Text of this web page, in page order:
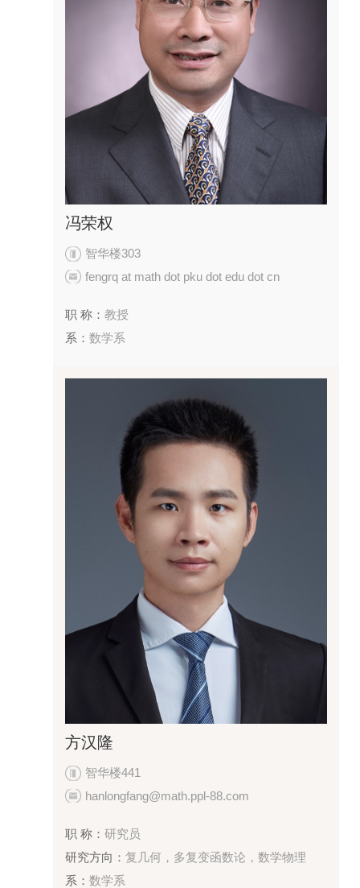
冯荣权
智华楼303
fengrq at math dot pku dot edu dot cn
职 称：教授
系：数学系
方汉隆
智华楼441
hanlongfang@math.ppl-88.com
职 称：研究员
研究方向：复几何，多复变函数论，数学物理
系：数学系